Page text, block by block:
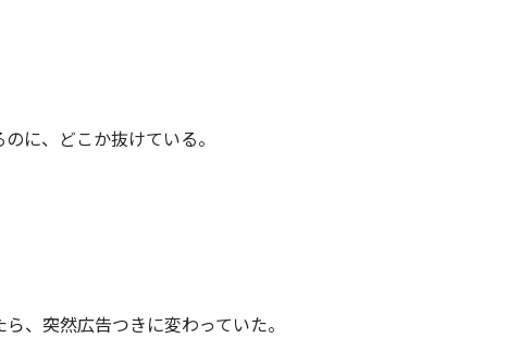
に、どこか抜けている。
、突然広告つきに変わっていた。